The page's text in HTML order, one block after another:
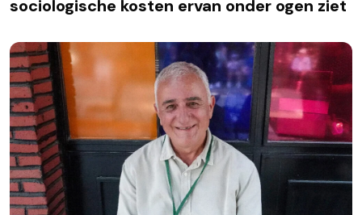
sociologische kosten ervan onder ogen ziet